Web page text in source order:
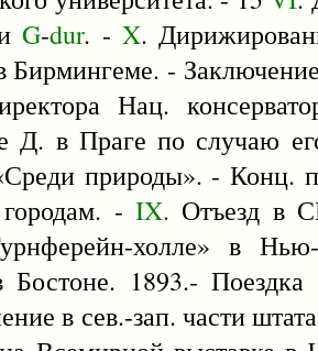
G-dur. - X.
Бирмингеме. -
Нац.
Д. в Праге по случаю
природы». - Конц.
- IX. Отъезд
холле» в
Бостоне. 1893.-
в сев.-зап. части